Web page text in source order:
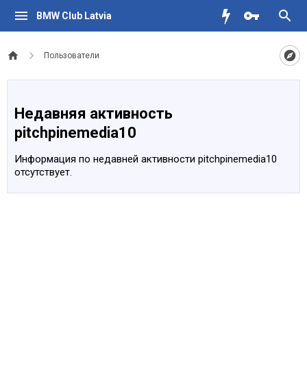
BMW Club Latvia
Пользователи
Недавняя активность
pitchpinemedia10
Информация по недавней активности pitchpinemedia10
отсутствует.